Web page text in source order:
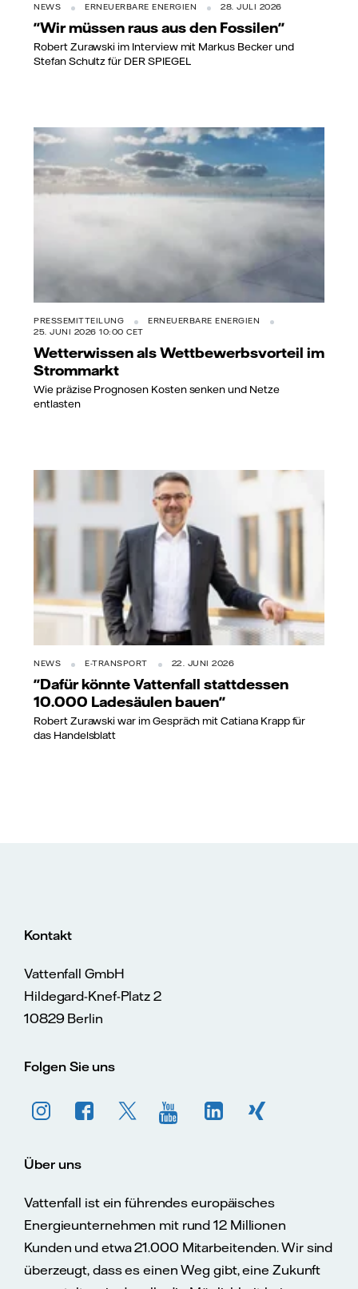
NEWS ERNEUERBARE ENERGIEN 28. JULI 2026
"Wir müssen raus aus den Fossilen"
Robert Zurawski im Interview mit Markus Becker und
Stefan Schultz für DER SPIEGEL
PRESSEMITTEILUNG
ERNEUERBARE ENERGIEN
25. JUNI 2026 10:00 CET
Wetterwissen als Wettbewerbsvorteil im
Strommarkt
Wie präzise Prognosen Kosten senken und Netze
entlasten
NEWS E-TRANSPORT 22. JUNI 2026
"Dafür könnte Vattenfall stattdessen
10.000 Ladesäulen bauen"
Robert Zurawski war im Gespräch mit Catiana Krapp für
das Handelsblatt
Kontakt
Vattenfall GmbH
Hildegard-Knef-Platz 2
10829 Berlin
Folgen Sie uns
Über uns
Vattenfall ist ein führendes europäisches
Energieunternehmen mit rund 12 Millionen
Kunden und etwa 21.000 Mitarbeitenden. Wir sind
überzeugt, dass es einen Weg gibt, eine Zukunft